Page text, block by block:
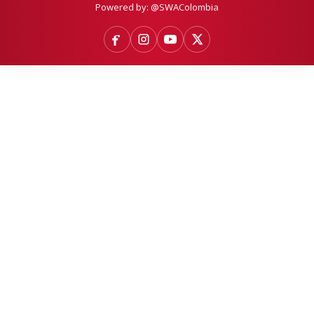
Powered by: @SWAColombia